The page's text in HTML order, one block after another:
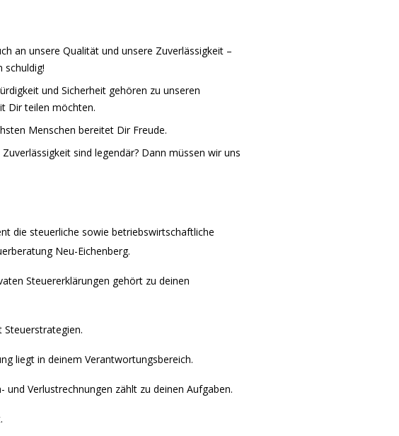
an unsere Qualität und unsere Zuverlässigkeit –
schuldig!
und Sicherheit gehören zu unseren
Dir teilen möchten.
Menschen bereitet Dir Freude.
sind legendär? Dann müssen wir uns
die steuerliche sowie betriebswirtschaftliche
Neu-Eichenberg.
Steuererklärungen gehört zu deinen
Steuerstrategien.
liegt in deinem Verantwortungsbereich.
und Verlustrechnungen zählt zu deinen Aufgaben.